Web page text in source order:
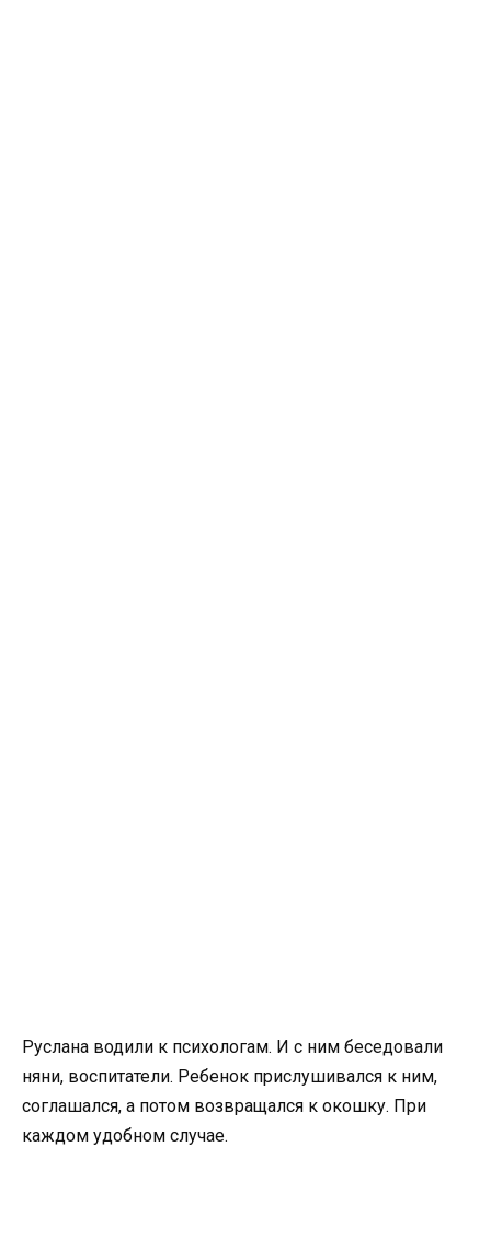
Руслана водили к психологам. И с ним беседовали
няни, воспитатели. Ребенок прислушивался к ним,
соглашался, а потом возвращался к окошку. При
каждом удобном случае.